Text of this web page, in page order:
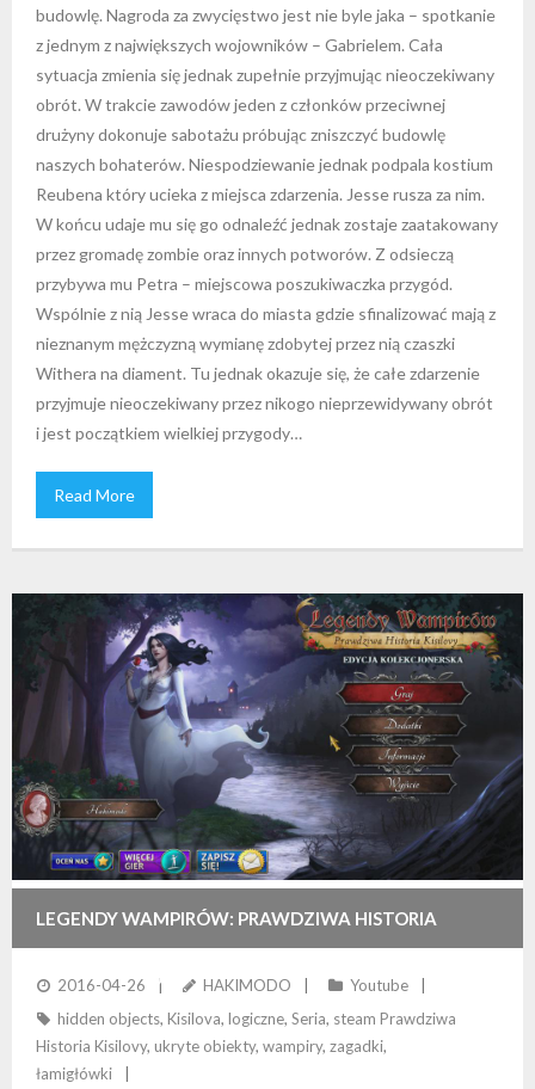
budowlę. Nagroda za zwycięstwo jest nie byle jaka – spotkanie
z jednym z największych wojowników – Gabrielem. Cała
sytuacja zmienia się jednak zupełnie przyjmując nieoczekiwany
obrót. W trakcie zawodów jeden z członków przeciwnej
drużyny dokonuje sabotażu próbując zniszczyć budowlę
naszych bohaterów. Niespodziewanie jednak podpala kostium
Reubena który ucieka z miejsca zdarzenia. Jesse rusza za nim.
W końcu udaje mu się go odnaleźć jednak zostaje zaatakowany
przez gromadę zombie oraz innych potworów. Z odsieczą
przybywa mu Petra – miejscowa poszukiwaczka przygód.
Wspólnie z nią Jesse wraca do miasta gdzie sfinalizować mają z
nieznanym mężczyzną wymianę zdobytej przez nią czaszki
Withera na diament. Tu jednak okazuje się, że całe zdarzenie
przyjmuje nieoczekiwany przez nikogo nieprzewidywany obrót
i jest początkiem wielkiej przygody…
Read More
LEGENDY WAMPIRÓW: PRAWDZIWA HISTORIA
KISILOVY (GŁÓWNY WĄTEK)
2016-04-26 HAKIMODO
Youtube
hidden objects, Kisilova, logiczne, Seria, steam Prawdziwa
Historia Kisilovy, ukryte obiekty, wampiry, zagadki,
łamigłówki